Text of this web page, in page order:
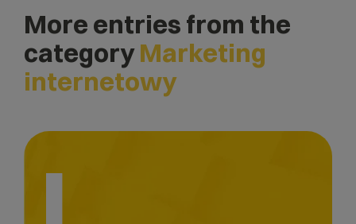
More entries from the
categoryMarketing
internetowy